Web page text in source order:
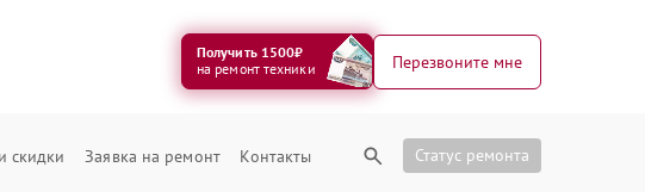
Получить 1500₽
на ремонт техники
Перезвоните мне
скидки Заявка на ремонт Контакты Статус ремонта